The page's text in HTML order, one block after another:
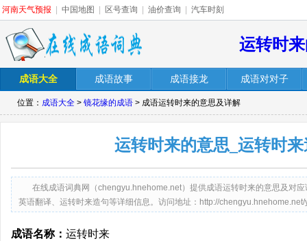
河南天气预报 中国地图 区号查询 油价查询 汽车时刻
运转时
成语大全 成语故事 成语接龙 成语对对子
位置： 成语大全 > 镜花缘的成语 > 成语运转时来的意思及详解
运转时来的意思_运转时
在线成语词典网（chengyu.hnehome.net）提供成语运转时来的意思及对
英语翻译、运转时来造句等详细信息。访问地址：http://
成语名称： 运转时来